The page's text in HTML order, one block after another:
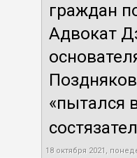
граждан
Адвокат
«пытался
18 октября 2021,